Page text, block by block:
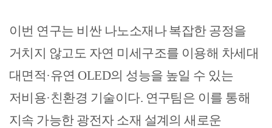
이번 연구는 비싼 나노소재나 복잡한 공정을
거치지 않고도 자연 미세구조를 이용해 차세대
대면적·유연 OLED의 성능을 높일 수 있는
저비용·친환경 기술이다. 연구팀은 이를 통해
지속 가능한 광전자 소재 설계의 새로운